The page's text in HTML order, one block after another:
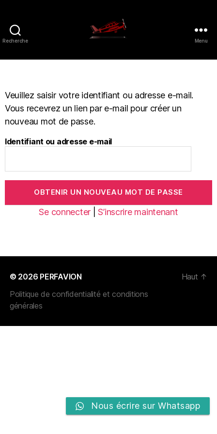
Recherche Menu
Veuillez saisir votre identifiant ou adresse e-mail.
Vous recevrez un lien par e-mail pour créer un
nouveau mot de passe.
Identifiant ou adresse e-mail
Se connecter |S’inscrire maintenant
© 2026 PERFAVION
Politique de confidentialité et conditions
générales
Haut ↑
Nous écrire sur Whatsapp